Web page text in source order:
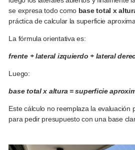
se expresa todo como base total x
práctica de calcular la superficie
La fórmula orientativa es:
frente + lateral izquierdo + lateral
Luego:
base total x altura = superficie
Este cálculo no reemplaza la evaluación
para pedir presupuesto con una base